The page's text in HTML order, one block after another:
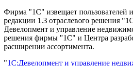
Фирма "1С" извещает пользователей
редакции 1.3 отраслевого решения
Девелопмент и управление
решения фирмы "1С" и Центра
расширении ассортимента.
"1С:Девелопмент и управление